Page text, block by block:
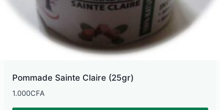
Pommade Sainte Claire (25gr)
1.000CFA